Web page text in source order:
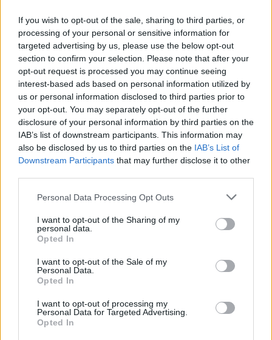
If you wish to opt-out of the sale, sharing to third parties, or
processing of your personal or sensitive information for
targeted advertising by us, please use the below opt-out
section to confirm your selection. Please note that after your
opt-out request is processed you may continue seeing
interest-based ads based on personal information utilized by
us or personal information disclosed to third parties prior to
your opt-out. You may separately opt-out of the further
disclosure of your personal information by third parties on the
IAB’s list of downstream participants. This information may
also be disclosed by us to third parties on the IAB’s List of
Downstream Participants that may further disclose it to other
Personal Data Processing Opt Outs
I want to opt-out of the Sharing of my
personal data.
Opted In
I want to opt-out of the Sale of my
Personal Data.
Opted In
I want to opt-out of processing my
Personal Data for Targeted Advertising.
Opted In